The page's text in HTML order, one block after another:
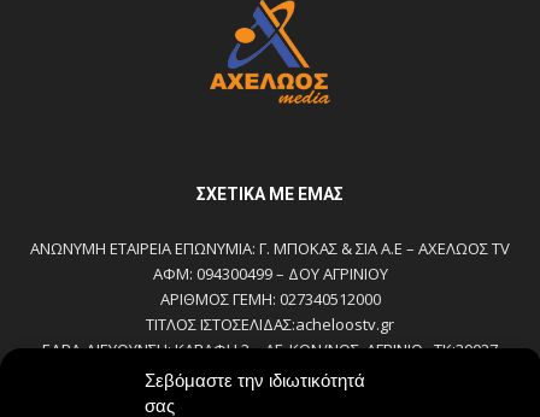
Σεβόμαστε την ιδιωτικότητά
σας
ΣΧΕΤΙΚΆ ΜΕ ΕΜΆΣ
ΑΝΩΝΥΜΗ ΕΤΑΙΡΕΙΑ ΕΠΩΝΥΜΙΑ: Γ. ΜΠΟΚΑΣ & ΣΙΑ Α.Ε – ΑΧΕΛΩΟΣ TV
ΑΦΜ: 094300499 – ΔΟΥ ΑΓΡΙΝΙΟΥ
ΑΡΙΘΜΟΣ ΓΕΜΗ: 027340512000
ΤΙΤΛΟΣ ΙΣΤΟΣΕΛΙΔΑΣ:acheloostv.gr
ΕΔΡΑ-ΔΙΕΥΘΥΝΣΗ: ΚΑΒΑΦΗ 2 – ΑΓ. ΚΩΝ/ΝΟΣ, ΑΓΡΙΝΙΟ , ΤΚ:30027
ΤΗΛΕΦΩΝΟ: 2641022803 – 58800
E-MAIL: bokas@otenet.gr, info@axeloostv.gr